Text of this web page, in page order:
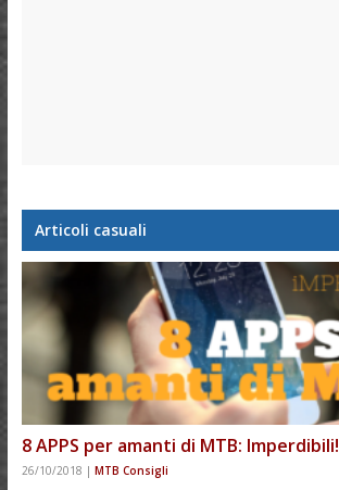
Articoli casuali
8 APPS per amanti di MTB: Imperdibili!
26/10/2018 | MTB Consigli